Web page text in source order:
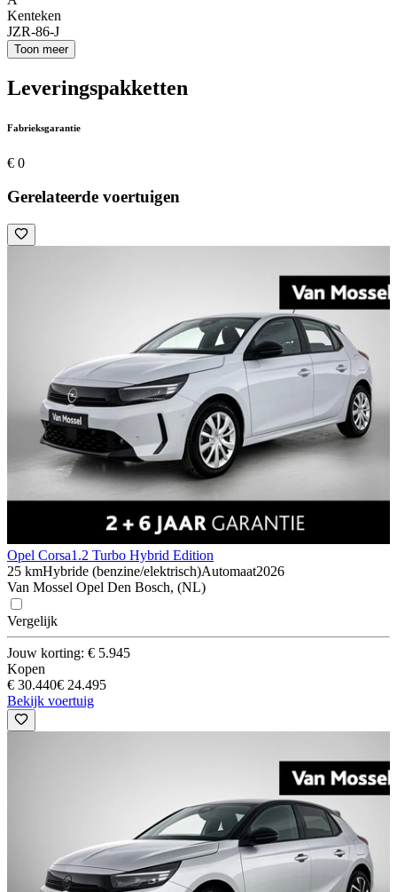
Kenteken
JZR-86-J
Toon meer
Leveringspakketten
Fabrieksgarantie
€ 0
Gerelateerde voertuigen
Opel Corsa1.2 Turbo Hybrid Edition
25 kmHybride (benzine/elektrisch)Automaat2026
Van Mossel Opel Den Bosch, (NL)
Vergelijk
Jouw korting: € 5.945
Kopen
€ 30.440€ 24.495
Bekijk voertuig